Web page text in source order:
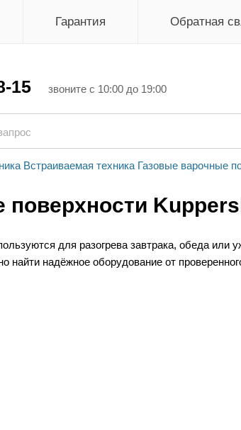
Гарантия Обратная
15 звоните с 10:00 до 19:00
Встраиваемая техника Газовые варочные
для разогрева завтрака, обеда
найти надёжное оборудование от